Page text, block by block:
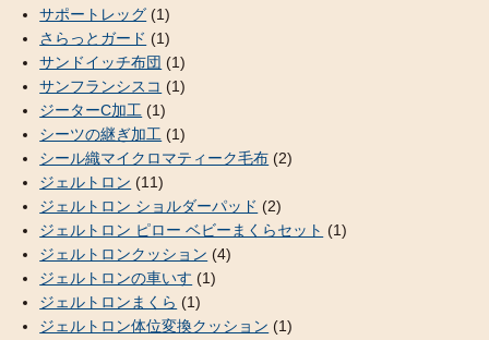
サポートレッグ (1)
さらっとガード (1)
サンドイッチ布団 (1)
サンフランシスコ (1)
ジーターC加工 (1)
シーツの継ぎ加工 (1)
シール織マイクロマティーク毛布 (2)
ジェルトロン (11)
ジェルトロン ショルダーパッド (2)
ジェルトロン ピロー ベビーまくらセット (1)
ジェルトロンクッション (4)
ジェルトロンの車いす (1)
ジェルトロンまくら (1)
ジェルトロン体位変換クッション (1)